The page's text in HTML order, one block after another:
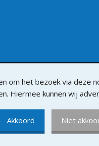
om het bezoek via deze
Hiermee kunnen wij
Akkoord Niet